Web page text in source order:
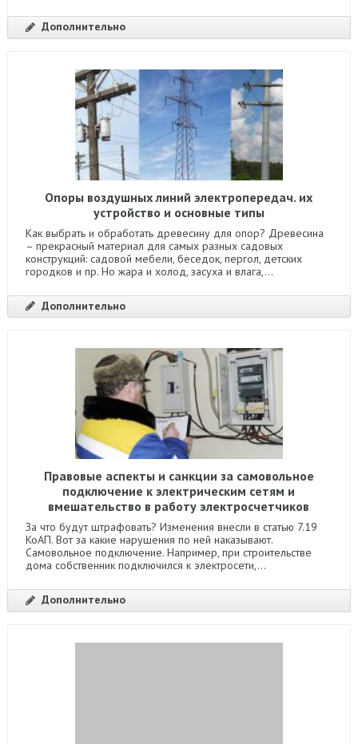
Дополнительно
Опоры воздушных линий электропередач. их
устройство и основные типы
Как выбрать и обработать древесину для опор? Древесина
– прекрасный материал для самых разных садовых
конструкций: садовой мебели, беседок, пергол, детских
городков и пр. Но жара и холод, засуха и влага,...
Дополнительно
Правовые аспекты и санкции за самовольное
подключение к электрическим сетям и
вмешательство в работу электросчетчиков
За что будут штрафовать? Изменения внесли в статью 7.19
КоАП. Вот за какие нарушения по ней наказывают.
Самовольное подключение. Например, при строительстве
дома собственник подключился к электросети,...
Дополнительно